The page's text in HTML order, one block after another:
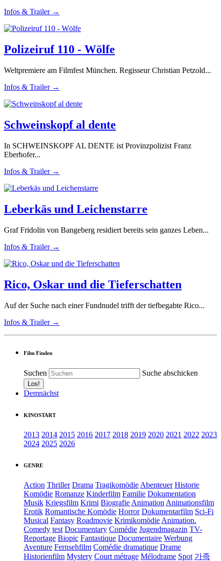
Infos & Trailer →
Polizeiruf 110 - Wölfe
Weltpremiere am Filmfest München. Regisseur Christian Petzold...
Infos & Trailer →
Schweinskopf al dente
In SCHWEINSKOPF AL DENTE ist Provinzpolizist Franz
Eberhofer...
Infos & Trailer →
Leberkäs und Leichenstarre
Graf Fridolin von Bangeberg residiert bereits sein ganzes Leben...
Infos & Trailer →
Rico, Oskar und die Tieferschatten
Auf der Suche nach einer Fundnudel trifft der tiefbegabte Rico...
Infos & Trailer →
Film Finden
Suchen Suche abschicken
Demnächst
KINOSTART
2013 2014 2015 2016 2017 2018 2019 2020 2021 2022 2023
2024 2025 2026
GENRE
Action Thriller Drama Tragikomödie Abenteuer Historie
Komödie Romanze Kinderfilm Familie Dokumentation
Musik Kriegsfilm Krimi Biografie Animation Animationsfilm
Erotik Romantische Komödie Horror Dokumentarfilm Sci-Fi
Musical Fantasy Roadmovie Krimikomödie Animation.
Comedy test Documentary Comédie Jugendmagazin TV-
Reportage Biopic Fantastique Documentaire Werbung
Aventure Fernsehfilm Comédie dramatique Drame
Historienfilm Mystery Court métrage Mélodrame Spot 가족